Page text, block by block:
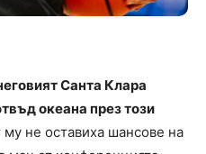
Санта Клара
океана през този
не оставиха шансове на